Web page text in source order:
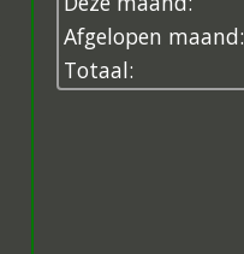
Afgelopen maand:
Totaal: